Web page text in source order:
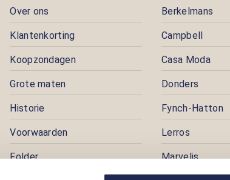
Over ons
Klantenkorting
Koopzondagen
Grote maten
Historie
Voorwaarden
Folder
Berkelmans
Campbell
Casa Moda
Donders
Fynch-Hatton
Lerros
Marvelis